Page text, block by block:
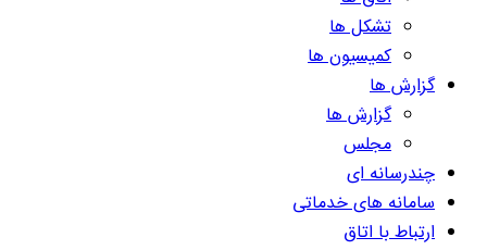
تشکل ها
کمیسیون ها
گزارش ها
گزارش ها
مجلس
چندرسانه ای
سامانه های خدماتی
ارتباط با اتاق